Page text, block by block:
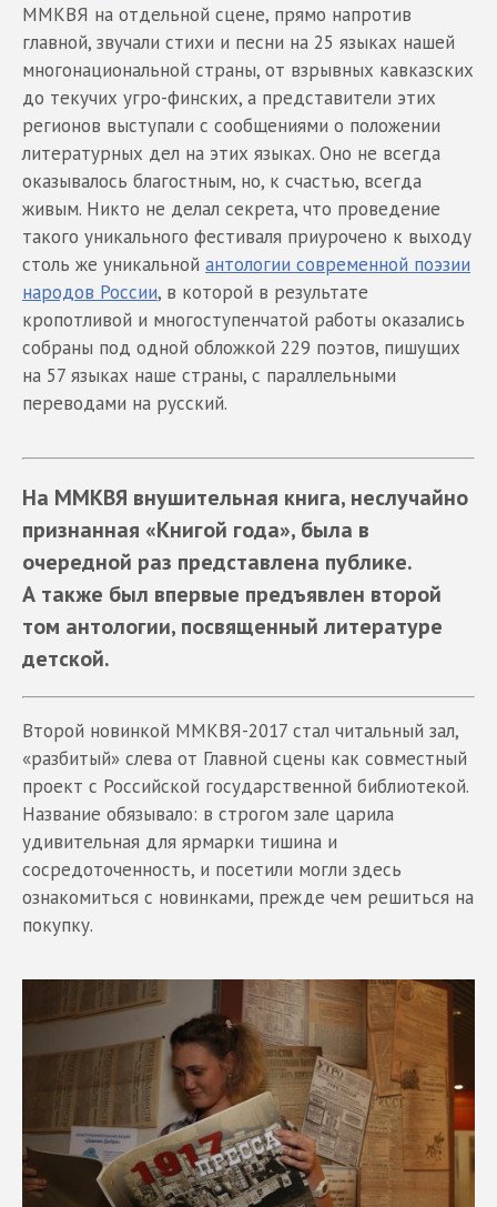
ММКВЯ на отдельной сцене, прямо напротив
главной, звучали стихи и песни на 25 языках нашей
многонациональной страны, от взрывных кавказских
до текучих угро-финских, а представители этих
регионов выступали с сообщениями о положении
литературных дел на этих языках. Оно не всегда
оказывалось благостным, но, к счастью, всегда
живым. Никто не делал секрета, что проведение
такого уникального фестиваля приурочено к выходу
столь же уникальной антологии современной поэзии
народов России, в которой в результате
кропотливой и многоступенчатой работы оказались
собраны под одной обложкой 229 поэтов, пишущих
на 57 языках наше страны, с параллельными
переводами на русский.
На ММКВЯ внушительная книга, неслучайно
признанная «Книгой года», была в
очередной раз представлена публике.
А также был впервые предъявлен второй
том антологии, посвященный литературе
детской.
Второй новинкой ММКВЯ-2017 стал читальный зал,
«разбитый» слева от Главной сцены как совместный
проект с Российской государственной библиотекой.
Название обязывало: в строгом зале царила
удивительная для ярмарки тишина и
сосредоточенность, и посетили могли здесь
ознакомиться с новинками, прежде чем решиться на
покупку.